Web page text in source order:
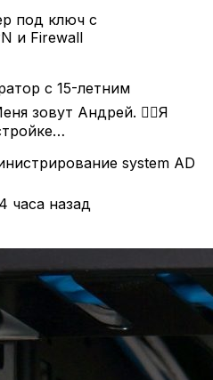
под ключ с
и Firewall
с 15-летним
зовут Андрей. 🙋‍♂️Я
system AD
часа назад